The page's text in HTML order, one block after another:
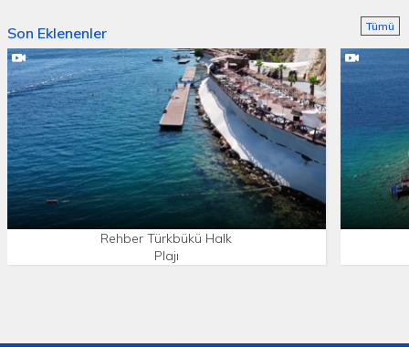
Son Eklenenler
Rehber Türkbükü Halk
Plajı
Tümü